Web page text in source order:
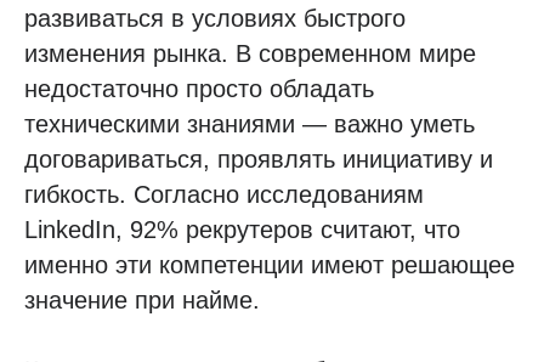
развиваться в условиях быстрого
изменения рынка. В современном мире
недостаточно просто обладать
техническими знаниями — важно уметь
договариваться, проявлять инициативу и
гибкость. Согласно исследованиям
LinkedIn, 92% рекрутеров считают, что
именно эти компетенции имеют решающее
значение при найме.